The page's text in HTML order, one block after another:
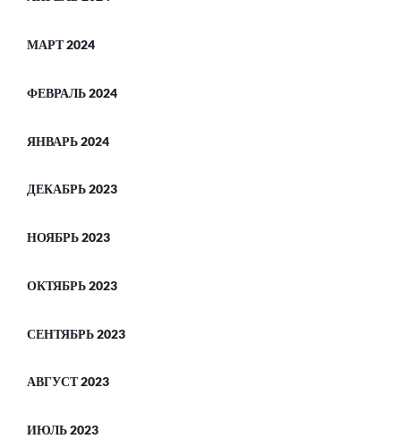
МАРТ 2024
ФЕВРАЛЬ 2024
ЯНВАРЬ 2024
ДЕКАБРЬ 2023
НОЯБРЬ 2023
ОКТЯБРЬ 2023
СЕНТЯБРЬ 2023
АВГУСТ 2023
ИЮЛЬ 2023